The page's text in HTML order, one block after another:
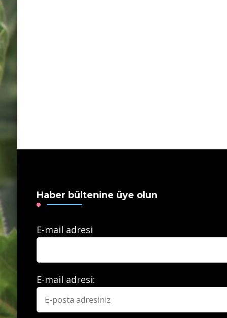
Haber bültenine üye olun
E-mail adresi
E-mail adresi: